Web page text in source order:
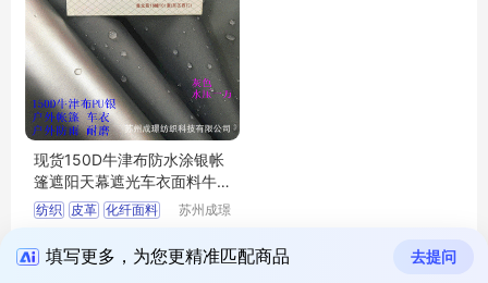
现货150D牛津布防水涂银帐
篷遮阳天幕遮光车衣面料牛
津布
纺织 皮革 化纤面料
苏州成璟
￥ 9.49
填写更多，为您更精准匹配商品 去提问